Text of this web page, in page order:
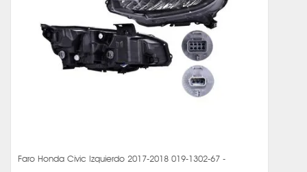
Faro Honda Civic Izquierdo 2017-2018 019-1302-67 -